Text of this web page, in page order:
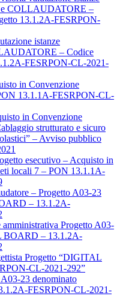
e COLLAUDATORE –
13.1.2A-FESRPON-
istanze
– Codice
FESRPON-CL-2021-
in Convenzione
13.1.1A-FESRPON-CL-
in Convenzione
strutturato e sicuro
– Avviso pubblico
esecutivo – Acquisto in
locali 7 – PON 13.1.1A-
– Progetto A03-23
– 13.1.2A-
Progetto A03-
BOARD – 13.1.2A-
Progetto “DIGITAL
CL-2021-292”
23 denominato
FESRPON-CL-2021-